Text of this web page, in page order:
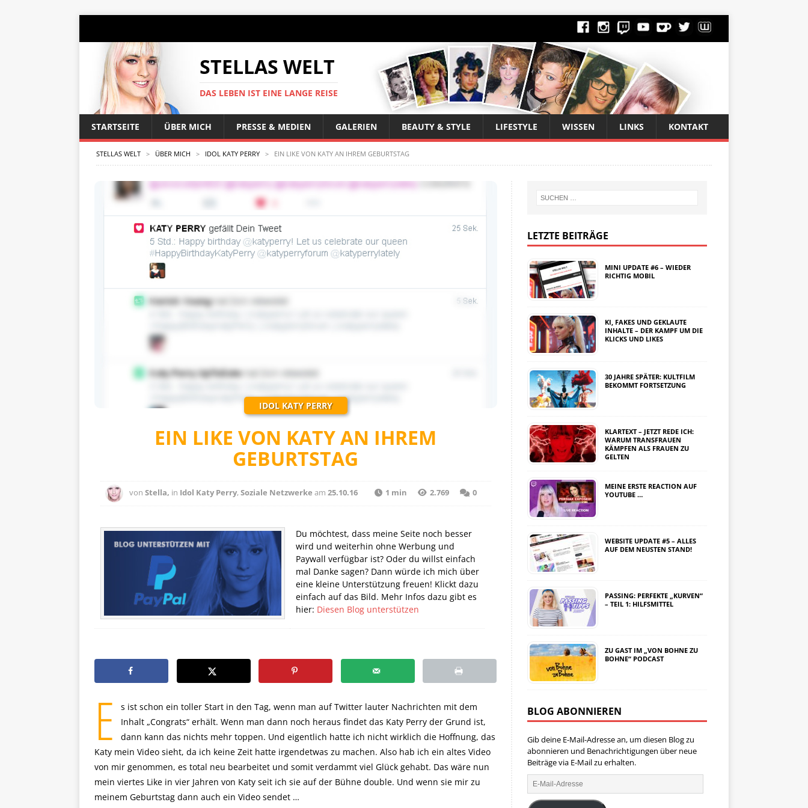
STELLAS WELT
DAS LEBEN IST EINE LANGE REISE
STARTSEITE ÜBER MICH PRESSE & MEDIEN GALERIEN BEAUTY & STYLE LIFESTYLE WISSEN LINKS KONTAKT
STELLAS WELT > ÜBER MICH > IDOL KATY PERRY > EIN LIKE VON KATY AN IHREM GEBURTSTAG
IDOL KATY PERRY
EIN LIKE VON KATY AN IHREM
GEBURTSTAG
vonStella, in Idol Katy Perry,Soziale Netzwerke am25.10.16 1 min 2.769 0
Du möchtest, dass meine Seite noch besser
wird und weiterhin ohne Werbung und
Paywall verfügbar ist? Oder du willst einfach
mal Danke sagen? Dann würde ich mich über
eine kleine Unterstützung freuen! Klickt dazu
einfach auf das Bild. Mehr Infos dazu gibt es
hier: Diesen Blog unterstützen
E
s ist schon ein toller Start in den Tag, wenn man auf Twitter lauter Nachrichten mit dem
Inhalt „Congrats“ erhält. Wenn man dann noch heraus findet das Katy Perry der Grund ist,
dann kann das nichts mehr toppen. Und eigentlich hatte ich nicht wirklich die Hoffnung, das
Katy mein Video sieht, da ich keine Zeit hatte irgendetwas zu machen. Also hab ich ein altes Video
von mir genommen, es total neu bearbeitet und somit verdammt viel Glück gehabt. Das wäre nun
mein viertes Like in vier Jahren von Katy seit ich sie auf der Bühne double. Und wenn sie mir zu
meinem Geburtstag dann auch ein Video sendet …
LETZTE BEITRÄGE
MINI UPDATE #6 – WIEDER
RICHTIG MOBIL
KI, FAKES UND GEKLAUTE
INHALTE – DER KAMPF UM DIE
KLICKS UND LIKES
30 JAHRE SPÄTER: KULTFILM
BEKOMMT FORTSETZUNG
KLARTEXT – JETZT REDE ICH:
WARUM TRANSFRAUEN
KÄMPFEN ALS FRAUEN ZU
GELTEN
MEINE ERSTE REACTION AUF
YOUTUBE …
WEBSITE UPDATE #5 – ALLES
AUF DEM NEUSTEN STAND!
PASSING: PERFEKTE „KURVEN“
– TEIL 1: HILFSMITTEL
ZU GAST IM „VON BOHNE ZU
BOHNE“ PODCAST
BLOG ABONNIEREN
Gib deine E-Mail-Adresse an, um diesen Blog zu
abonnieren und Benachrichtigungen über neue
Beiträge via E-Mail zu erhalten.